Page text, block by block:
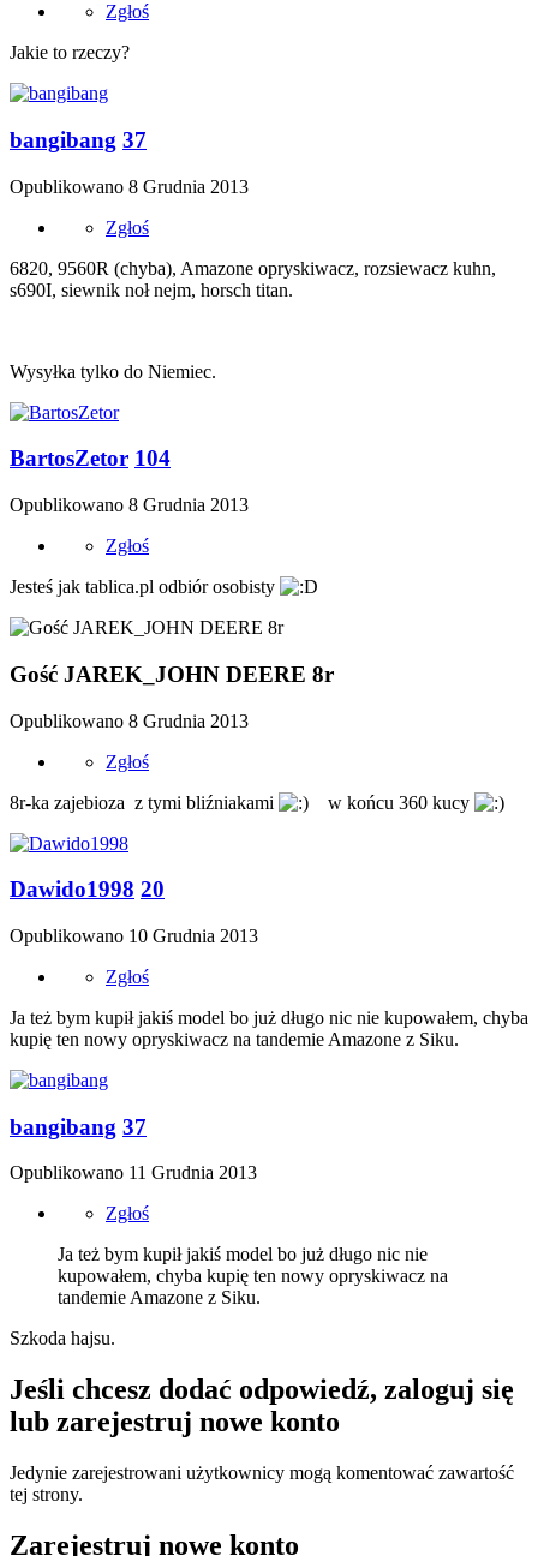
Zgłoś
Jakie to rzeczy?
bangibang 37
Opublikowano 8 Grudnia 2013
Zgłoś
6820, 9560R (chyba), Amazone opryskiwacz, rozsiewacz kuhn,
s690I, siewnik noł nejm, horsch titan.
Wysyłka tylko do Niemiec.
BartosZetor 104
Opublikowano 8 Grudnia 2013
Zgłoś
Jesteś jak tablica.pl odbiór osobisty
Gość JAREK_JOHN DEERE 8r
Opublikowano 8 Grudnia 2013
Zgłoś
8r-ka zajebioza z tymi bliźniakami
w końcu 360 kucy
Dawido1998 20
Opublikowano 10 Grudnia 2013
Zgłoś
Ja też bym kupił jakiś model bo już długo nic nie kupowałem, chyba
kupię ten nowy opryskiwacz na tandemie Amazone z Siku.
bangibang 37
Opublikowano 11 Grudnia 2013
Zgłoś
Ja też bym kupił jakiś model bo już długo nic nie
kupowałem, chyba kupię ten nowy opryskiwacz na
tandemie Amazone z Siku.
Szkoda hajsu.
Jeśli chcesz dodać odpowiedź, zaloguj się
lub zarejestruj nowe konto
Jedynie zarejestrowani użytkownicy mogą komentować zawartość
tej strony.
Zarejestruj nowe konto